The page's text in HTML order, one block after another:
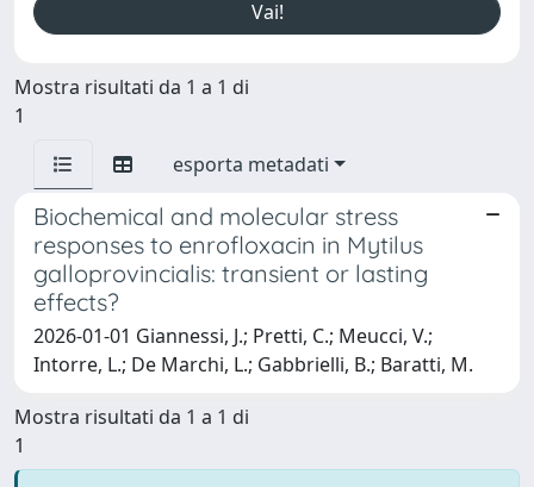
Mostra risultati da 1 a 1 di
1
esporta metadati
Biochemical and molecular stress
responses to enrofloxacin in Mytilus
galloprovincialis: transient or lasting
effects?
2026-01-01 Giannessi, J.; Pretti, C.; Meucci, V.;
Intorre, L.; De Marchi, L.; Gabbrielli, B.; Baratti, M.
Mostra risultati da 1 a 1 di
1